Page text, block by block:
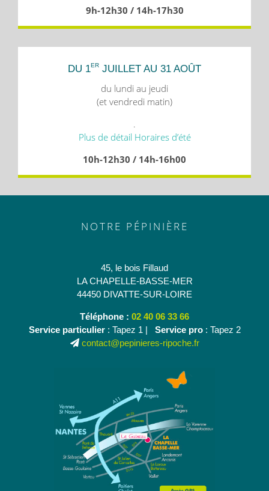
9h-12h30 / 14h-17h30
DU 1ER JUILLET AU 31 AOÛT
du lundi au jeudi
(et vendredi matin)
.
Plus de détail Horaires d’été
10h-12h30 / 14h-16h00
NOTRE PÉPINIÈRE
45, le bois Fillaud
LA CHAPELLE-BASSE-MER
44450 DIVATTE-SUR-LOIRE
Téléphone : 02 40 06 33 66
Service particulier: Tapez 1 | Service pro: Tapez 2
contact@pepinieres-ripoche.fr